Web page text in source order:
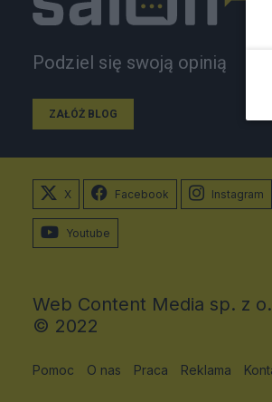
Podziel się swoją opinią
ZAŁÓŻ BLOG
X Facebook Instagram
Youtube
Web Content Media sp. z
© 2022
Pomoc O nas Praca Reklama